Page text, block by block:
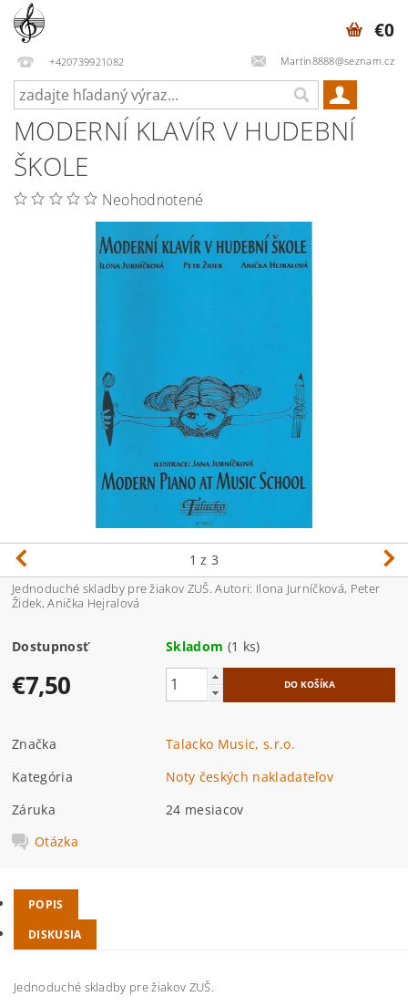
+420739921082 Martin8888@seznam.cz
€0
MODERNÍ KLAVÍR V HUDEBNÍ
ŠKOLE
Neohodnotené
1 z 3
Jednoduché skladby pre žiakov ZUŠ. Autori: Ilona Jurníčková, Peter
Židek, Anička Hejralová
Dostupnosť Skladom (1 ks)
€7,50
Značka
Talacko Music, s.r.o.
Kategória
Noty českých nakladateľov
Záruka
24 mesiacov
Otázka
POPIS
DISKUSIA
Jednoduché skladby pre žiakov ZUŠ.